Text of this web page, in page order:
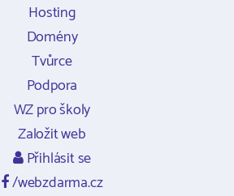
Hosting
Domény
Tvůrce
Podpora
WZ pro školy
Založit web
Přihlásit se
/webzdarma.cz